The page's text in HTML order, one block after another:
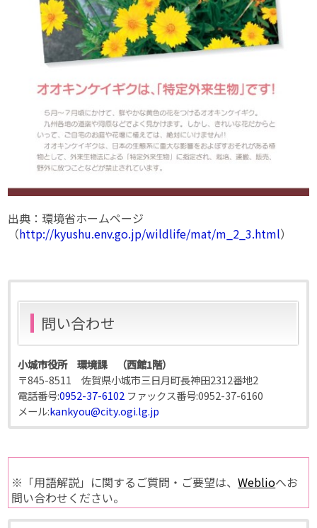
出典：環境省ホームページ
（http://kyushu.env.go.jp/wildlife/mat/m_2_3.html）
問い合わせ
小城市役所 環境課 （西館1階）
〒845-8511 佐賀県小城市三日月町長神田2312番地2
電話番号:0952-37-6102 ファックス番号:0952-37-6160
メール:kankyou@city.ogi.lg.jp
※「用語解説」に関するご質問・ご要望は、Weblioへお
問い合わせください。